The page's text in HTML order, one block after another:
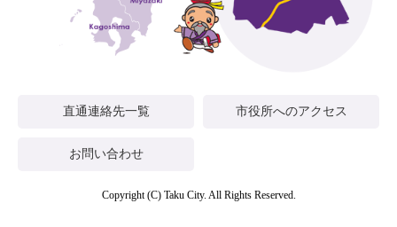
直通連絡先一覧 市役所へのアクセス
お問い合わせ
Copyright (C) Taku City. All Rights Reserved.